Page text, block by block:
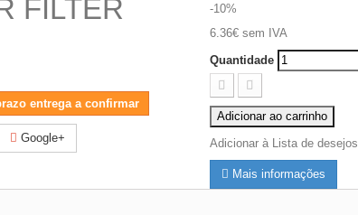
FILTER
entrega a confirmar
Google+
-10%
6.36€sem IVA
Quantidade
Adicionar ao carrinho
Adicionar à Lista de desejos
Mais informações